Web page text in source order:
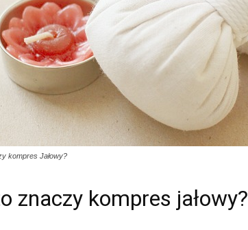
kompres Jałowy?
znaczy kompres jałowy?